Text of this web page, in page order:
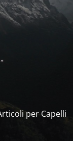
per Capelli